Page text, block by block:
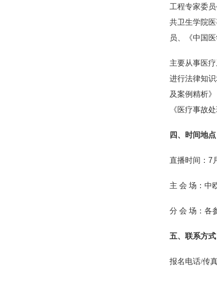
工程专家委
共卫生学院
员、《中国
主要从事医
进行法律知
及案例精析
《医疗事故
四、时间地点
直播时间：7
主 会 场：中
分 会 场：各
五、联系方式
报名电话/传